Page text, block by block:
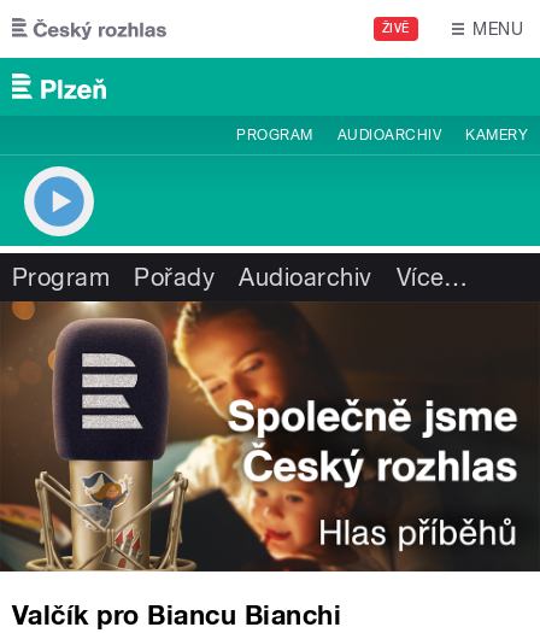
Přejít k hlavnímu obsahu
ŽIVĚ MENU
PROGRAM AUDIOARCHIV KAMERY
Program Pořady Audioarchiv Více…
Valčík pro Biancu Bianchi